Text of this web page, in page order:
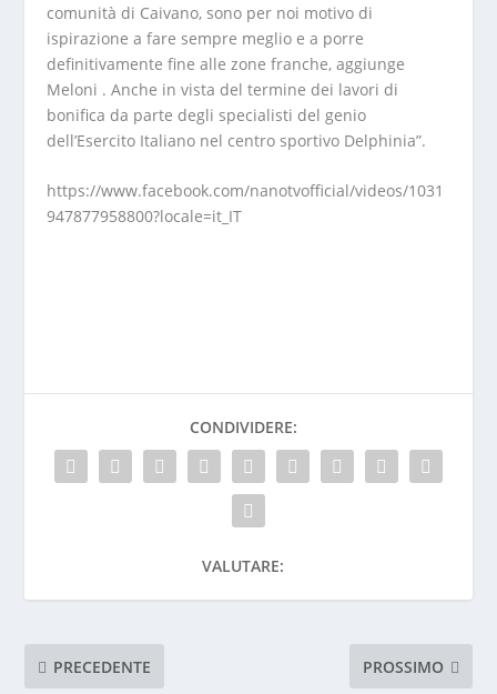
comunità di Caivano, sono per noi motivo di
ispirazione a fare sempre meglio e a porre
definitivamente fine alle zone franche, aggiunge
Meloni . Anche in vista del termine dei lavori di
bonifica da parte degli specialisti del genio
dell’Esercito Italiano nel centro sportivo Delphinia”.
https://www.facebook.com/nanotvofficial/videos/1031
947877958800?locale=it_IT
CONDIVIDERE:
VALUTARE:
PRECEDENTE PROSSIMO